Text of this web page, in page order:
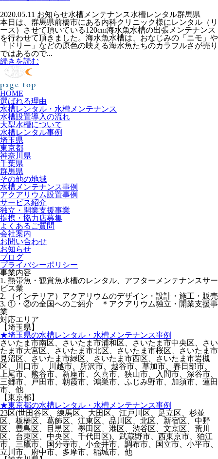
2020.05.11 お知らせ水槽メンテナンス水槽レンタル群馬県
本日は、群馬県前橋市にある内科クリニック様にレンタル（リ
ース）させて頂いている120cm海水魚水槽の出張メンテナンス
を行わせて頂きました。海水魚水槽は、おなじみの「ニモ」や
「ドリー」などの原色の映える海水魚たちのカラフルさが売り
ではあるので...
続きを読む
HOME
選ばれる理由
水槽レンタル・水槽メンテナンス
水槽設置導入の流れ
大型水槽について
水槽レンタル事例
埼玉県
東京都
神奈川県
千葉県
群馬県
その他の地域
水槽メンテナンス事例
アクアリウム設置事例
サービス紹介
独立・開業支援事業
提携・協力店募集
よくあるご質問
会社案内
お問い合わせ
お知らせ
ブログ
プライバシーポリシー
事業内容
1. 熱帯魚・観賞魚水槽のレンタル、アフターメンテナンスサー
ビス業
2. （インテリア）アクアリウムのデザイン・設計・施工・販売
3. ①・②の全国へのご紹介 ＊アクアリウム独立・開業支援事
業
対応エリア
【埼玉県】
★埼玉県の水槽レンタル・水槽メンテナンス事例
さいたま市南区、さいたま市浦和区、さいたま市中央区、さい
たま市大宮区、さいたま市北区、さいたま市桜区、さいたま市
見沼区、さいたま市緑区、さいたま市西区、さいたま市岩槻
区、川口市 、川越市、所沢市、越谷市、草加市、春日部市、
上尾市、熊谷市、新座市、久喜市、狭山市、入間市、深谷市、
三郷市、戸田市、朝霞市、鴻巣市、ふじみ野市、加須市、蓮田
市、他
【東京都】
★東京都の水槽レンタル・水槽メンテナンス事例
23区(世田谷区、練馬区、大田区、江戸川区、足立区、杉並
区、板橋区、葛飾区、江東区、品川区、北区、新宿区、中野
区、豊島区、目黒区、墨田区、港区、渋谷区、文京区、荒川
区、台東区、中央区、千代田区)、武蔵野市、西東京市、狛江
市、三鷹市、国分寺市、小金井市、調布市、国立市、小平市、
立川市、府中市、多摩市、稲城市、他